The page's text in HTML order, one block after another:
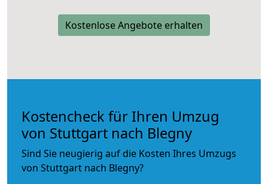
Kostenlose Angebote erhalten
Kostencheck für Ihren Umzug
von Stuttgart nach Blegny
Sind Sie neugierig auf die Kosten Ihres Umzugs
von Stuttgart nach Blegny?